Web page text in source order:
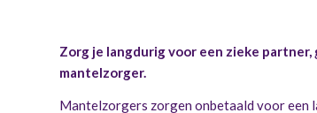
Zorg je langdurig voor een zieke
mantelzorger.
Mantelzorgers zorgen onbetaald voor een